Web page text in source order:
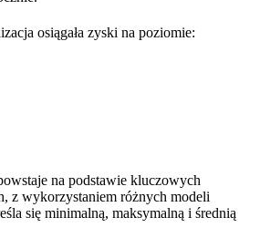
osiągała zyski na poziomie:
na podstawie kluczowych
z wykorzystaniem różnych modeli
się minimalną, maksymalną i średnią